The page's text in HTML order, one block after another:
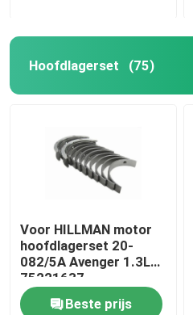
Hoofdlagerset (75)
Voor HILLMAN motor
hoofdlagerset 20-
082/5A Avenger 1.3LS
75221637
Beste prijs